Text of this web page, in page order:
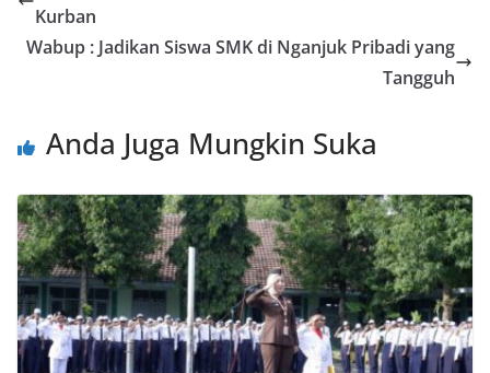
Kurban
Wabup : Jadikan Siswa SMK di Nganjuk Pribadi yang
Tangguh
Anda Juga Mungkin Suka